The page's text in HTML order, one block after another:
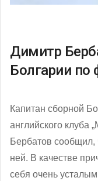
Димитр
Болгарии по
Капитан сборной
английского клуба
Бербатов сообщил,
ней. В качестве
себя очень